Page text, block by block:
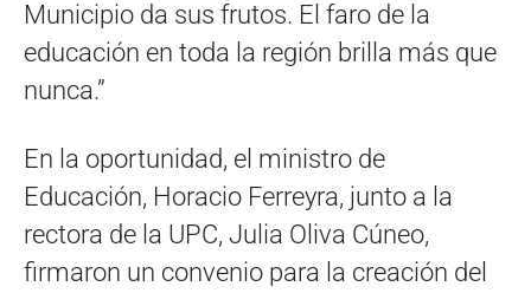
Municipio da sus frutos. El faro de la
educación en toda la región brilla más que
nunca.”
En la oportunidad, el ministro de
Educación, Horacio Ferreyra, junto a la
rectora de la UPC, Julia Oliva Cúneo,
firmaron un convenio para la creación del